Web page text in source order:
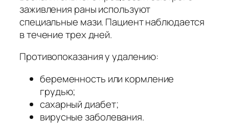
заживления раны используют
специальные мази. Пациент наблюдается
в течение трех дней.
Противопоказания у удалению:
беременность или кормление
грудью;
сахарный диабет;
вирусные заболевания.